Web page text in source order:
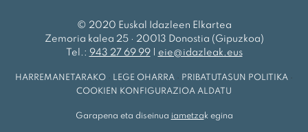
© 2020 Euskal Idazleen Elkartea
Zemoria kalea 25 · 20013 Donostia (Gipuzkoa)
Tel.: 943 27 69 99| eie@idazleak.eus
HARREMANETARAKO LEGE OHARRA PRIBATUTASUN POLITIKA
COOKIEN KONFIGURAZIOA ALDATU
Garapena eta diseinua iametza k egina